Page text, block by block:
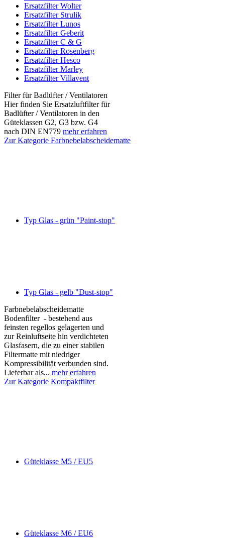
Ersatzfilter Wolter
Ersatzfilter Strulik
Ersatzfilter Lunos
Ersatzfilter Geberit
Ersatzfilter C & G
Ersatzfilter Rosenberg
Ersatzfilter Hesco
Ersatzfilter Marley
Ersatzfilter Villavent
Filter für Badlüfter / Ventilatoren
Hier finden Sie Ersatzluftfilter für
Badlüfter / Ventilatoren in den
Güteklassen G2, G3 bzw. G4
nach DIN EN779 mehr erfahren
Zur Kategorie Farbnebelabscheidematte
Typ Glas - grün "Paint-stop"
Typ Glas - gelb "Dust-stop"
Farbnebelabscheidematte
Bodenfilter - bestehend aus
feinsten regellos gelagerten und
zur Reinluftseite hin verdichteten
Glasfasern, die zu einer stabilen
Filtermatte mit niedriger
Kompressibilität verbunden sind.
Lieferbar als... mehr erfahren
Zur Kategorie Kompaktfilter
Güteklasse M5 / EU5
Güteklasse M6 / EU6